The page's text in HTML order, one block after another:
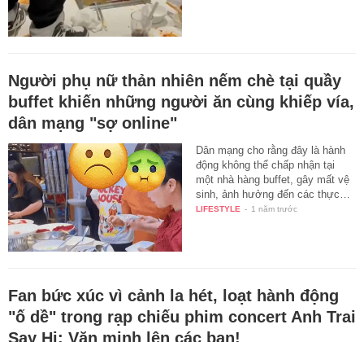
Người phụ nữ thản nhiên nếm chè tại quầy
buffet khiến những người ăn cùng khiếp vía,
dân mạng "sợ online"
Dân mạng cho rằng đây là hành
động không thể chấp nhận tại
một nhà hàng buffet, gây mất vệ
sinh, ảnh hưởng đến các thực…
LIFESTYLE - 1 năm trước
Fan bức xúc vì cảnh la hét, loạt hành động
"ố dề" trong rạp chiếu phim concert Anh Trai
Say Hi: Văn minh lên các bạn!